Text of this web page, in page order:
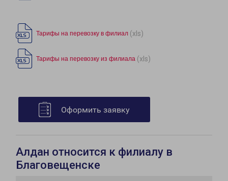
Тарифы на перевозку в филиал (xls)
Тарифы на перевозку из филиала (xls)
Оформить заявку
Алдан относится к филиалу в
Благовещенске